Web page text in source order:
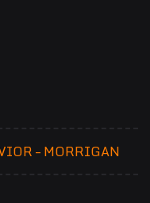
– MORRIGAN